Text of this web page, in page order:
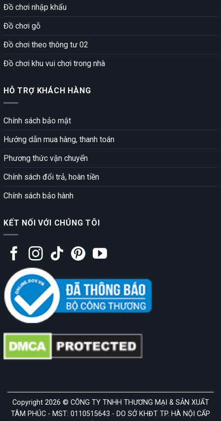
Đồ chơi nhập khẩu
Đồ chơi gỗ
Đồ chơi theo thông tư 02
Đồ chơi khu vui chơi trong nhà
HỖ TRỢ KHÁCH HÀNG
Chính sách bảo mật
Hướng dẫn mua hàng, thanh toán
Phương thức vận chuyển
Chính sách đổi trả, hoàn tiền
Chính sách bảo hành
KẾT NỐI VỚI CHÚNG TÔI
Copyright 2026 © CÔNG TY TNHH THƯƠNG MẠI & SẢN XUẤT
TÂM PHÚC - MST: 0110515643 - DO SỞ KHĐT TP. HÀ NỘI CẤP